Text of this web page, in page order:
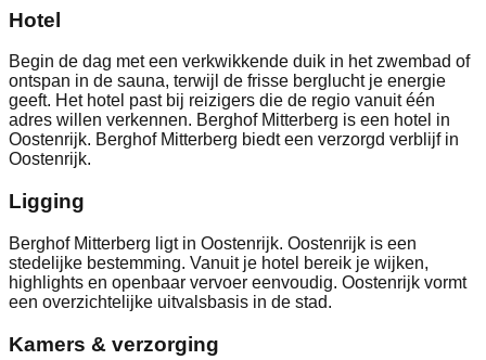
Hotel
Begin de dag met een verkwikkende duik in het zwembad of
ontspan in de sauna, terwijl de frisse berglucht je energie
geeft. Het hotel past bij reizigers die de regio vanuit één
adres willen verkennen. Berghof Mitterberg is een hotel in
Oostenrijk. Berghof Mitterberg biedt een verzorgd verblijf in
Oostenrijk.
Ligging
Berghof Mitterberg ligt in Oostenrijk. Oostenrijk is een
stedelijke bestemming. Vanuit je hotel bereik je wijken,
highlights en openbaar vervoer eenvoudig. Oostenrijk vormt
een overzichtelijke uitvalsbasis in de stad.
Kamers & verzorging